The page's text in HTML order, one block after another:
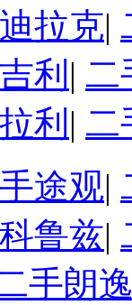
拉克|
利 | 二
利 | 二
途观|
鲁兹|
手朗